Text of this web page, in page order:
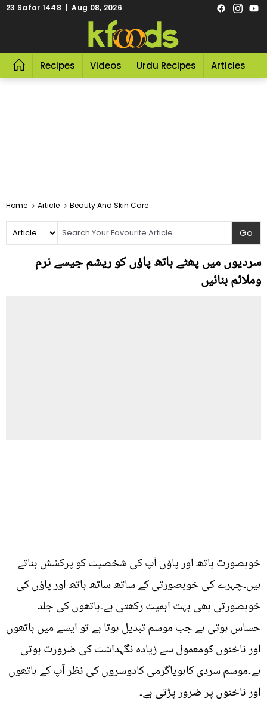
23 Safar 1448 | Aug 08, 2026
Recipes Videos Urdu Recipes Articles
Home Article Beauty And Skin Care
سردیوں میں پھٹے ہاتھ پاؤں کو ریشم جیسے نرم
وملائم بنائیں
خوبصورت ہاتھ اور پاؤں آپ کی شخصیت کو پرکشش بناتے
ہیں۔چہرے کی خوبصورتی کے ساتھ ساتھ ہاتھ اور پاؤں کی
خوبصورتی بھی بہت اہمیت رکھتی ہے۔ہاتھوں کی جلد
حساس ہوتی ہے جب موسم تبدیل ہوتا ہے تو ایسے میں ہاتھوں
اور ناخنوں کومعمول سے زیادہ نگہداشت کی ضرورت ہوتی
ہے۔موسم سردی کاہویاگرمی کادوسروں کی نظر آپ کے ہاتھوں
اور ناخنوں پر ضرور پڑتی ہے۔